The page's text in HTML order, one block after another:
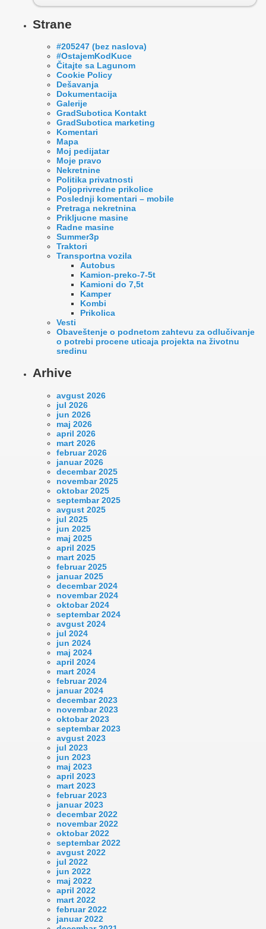
Strane
#205247 (bez naslova)
#OstajemKodKuce
Čitajte sa Lagunom
Cookie Policy
Dešavanja
Dokumentacija
Galerije
GradSubotica Kontakt
GradSubotica marketing
Komentari
Mapa
Moj pedijatar
Moje pravo
Nekretnine
Politika privatnosti
Poljoprivredne prikolice
Poslednji komentari – mobile
Pretraga nekretnina
Prikljucne masine
Radne masine
Summer3p
Traktori
Transportna vozila
Autobus
Kamion-preko-7-5t
Kamioni do 7,5t
Kamper
Kombi
Prikolica
Vesti
Оbaveštenje o podnetom zahtevu za odlučivanje
o potrebi procene uticaja projekta na životnu
sredinu
Arhive
avgust 2026
jul 2026
jun 2026
maj 2026
april 2026
mart 2026
februar 2026
januar 2026
decembar 2025
novembar 2025
oktobar 2025
septembar 2025
avgust 2025
jul 2025
jun 2025
maj 2025
april 2025
mart 2025
februar 2025
januar 2025
decembar 2024
novembar 2024
oktobar 2024
septembar 2024
avgust 2024
jul 2024
jun 2024
maj 2024
april 2024
mart 2024
februar 2024
januar 2024
decembar 2023
novembar 2023
oktobar 2023
septembar 2023
avgust 2023
jul 2023
jun 2023
maj 2023
april 2023
mart 2023
februar 2023
januar 2023
decembar 2022
novembar 2022
oktobar 2022
septembar 2022
avgust 2022
jul 2022
jun 2022
maj 2022
april 2022
mart 2022
februar 2022
januar 2022